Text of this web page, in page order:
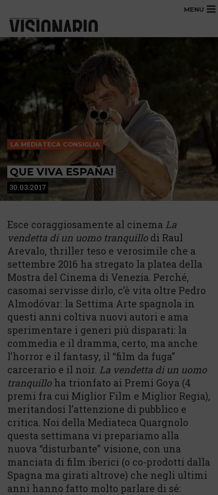
MENU
LA MEDIATECA CONSIGLIA
QUE VIVA ESPAÑA!
30.03.2017
Esce coraggiosamente al cinema La
vendetta di un uomo tranquillodi Raul
Arevalo, thriller teso e verosimile che a
settembre 2016 ha stregato la platea della
Mostra del Cinema di Venezia. Perché,
casomai servisse dirlo, c’è vita oltre Pedro
Almodóvar: la Settima Arte spagnola in
questi anni coltiva nuovi autori e ama
sperimentare i generi più disparati: la
commedia e il dramma, certo, ma anche
l’horror e il fantasy, il “film da fuga”
carcerario e il noir. La vendetta di un uomo
tranquilloha trionfato ai Premi Goya (4
premi fra cui Miglior Film e Miglior Regia),
meritandosi l’attenzione di pubblico e
critica. Noi della Mediateca Quargnolo
questa settimana vi prepariamo alla
nuova “disturbante” visione, con una
manciata di film iberici (o co-prodotti dalla
Spagna ma girati altrove) che negli ultimi
anni hanno fatto molto parlare di sé: